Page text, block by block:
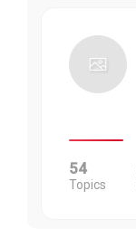
54
Topics